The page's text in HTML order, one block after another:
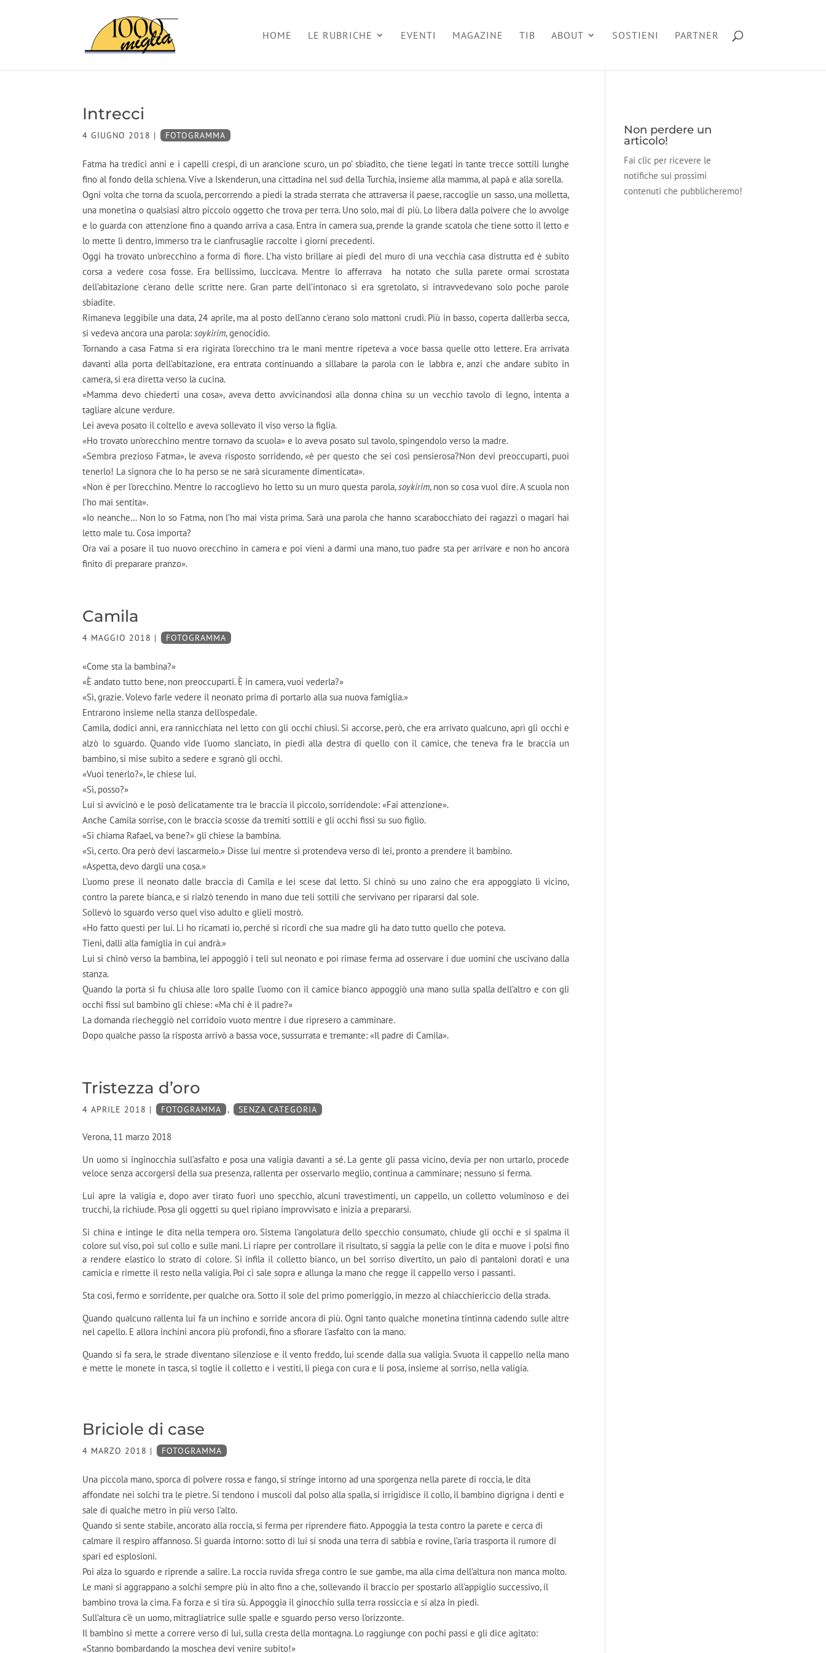
HOME LE RUBRICHE EVENTI MAGAZINE TIB ABOUT SOSTIENI PARTNER
Intrecci
4 GIUGNO 2018 | FOTOGRAMMA
Fatma ha tredici anni e i capelli crespi, di un arancione scuro, un po’ sbiadito, che tiene legati in tante trecce sottili lunghe
fino al fondo della schiena. Vive a Iskenderun, una cittadina nel sud della Turchia, insieme alla mamma, al papà e alla sorella.
Ogni volta che torna da scuola, percorrendo a piedi la strada sterrata che attraversa il paese, raccoglie un sasso, una molletta,
una monetina o qualsiasi altro piccolo oggetto che trova per terra. Uno solo, mai di più. Lo libera dalla polvere che lo avvolge
e lo guarda con attenzione fino a quando arriva a casa. Entra in camera sua, prende la grande scatola che tiene sotto il letto e
lo mette lì dentro, immerso tra le cianfrusaglie raccolte i giorni precedenti.
Oggi ha trovato un’orecchino a forma di fiore. L’ha visto brillare ai piedi del muro di una vecchia casa distrutta ed è subito
corsa a vedere cosa fosse. Era bellissimo, luccicava. Mentre lo afferrava ha notato che sulla parete ormai scrostata
dell’abitazione c’erano delle scritte nere. Gran parte dell’intonaco si era sgretolato, si intravvedevano solo poche parole
sbiadite.
Rimaneva leggibile una data, 24 aprile, ma al posto dell’anno c’erano solo mattoni crudi. Più in basso, coperta dall’erba secca,
si vedeva ancora una parola:soykirim, genocidio.
Tornando a casa Fatma si era rigirata l’orecchino tra le mani mentre ripeteva a voce bassa quelle otto lettere. Era arrivata
davanti alla porta dell’abitazione, era entrata continuando a sillabare la parola con le labbra e, anzi che andare subito in
camera, si era diretta verso la cucina.
«Mamma devo chiederti una cosa», aveva detto avvicinandosi alla donna china su un vecchio tavolo di legno, intenta a
tagliare alcune verdure.
Lei aveva posato il coltello e aveva sollevato il viso verso la figlia.
«Ho trovato un’orecchino mentre tornavo da scuola» e lo aveva posato sul tavolo, spingendolo verso la madre.
«Sembra prezioso Fatma», le aveva risposto sorridendo, «è per questo che sei così pensierosa?Non devi preoccuparti, puoi
tenerlo! La signora che lo ha perso se ne sarà sicuramente dimenticata».
«Non è per l’orecchino. Mentre lo raccoglievo ho letto su un muro questa parola,soykirim, non so cosa vuol dire. A scuola non
l’ho mai sentita».
«Io neanche… Non lo so Fatma, non l’ho mai vista prima. Sarà una parola che hanno scarabocchiato dei ragazzi o magari hai
letto male tu. Cosa importa?
Ora vai a posare il tuo nuovo orecchino in camera e poi vieni a darmi una mano, tuo padre sta per arrivare e non ho ancora
finito di preparare pranzo».
Camila
4 MAGGIO 2018 | FOTOGRAMMA
«Come sta la bambina?»
«È andato tutto bene, non preoccuparti. È in camera, vuoi vederla?»
«Sì, grazie. Volevo farle vedere il neonato prima di portarlo alla sua nuova famiglia.»
Entrarono insieme nella stanza dell’ospedale.
Camila, dodici anni, era rannicchiata nel letto con gli occhi chiusi. Si accorse, però, che era arrivato qualcuno, aprì gli occhi e
alzò lo sguardo. Quando vide l’uomo slanciato, in piedi alla destra di quello con il camice, che teneva fra le braccia un
bambino, si mise subito a sedere e sgranò gli occhi.
«Vuoi tenerlo?», le chiese lui.
«Sì, posso?»
Lui si avvicinò e le posò delicatamente tra le braccia il piccolo, sorridendole: «Fai attenzione».
Anche Camila sorrise, con le braccia scosse da tremiti sottili e gli occhi fissi su suo figlio.
«Si chiama Rafael, va bene?» gli chiese la bambina.
«Sì, certo. Ora però devi lascarmelo.» Disse lui mentre si protendeva verso di lei, pronto a prendere il bambino.
«Aspetta, devo dargli una cosa.»
L’uomo prese il neonato dalle braccia di Camila e lei scese dal letto. Si chinò su uno zaino che era appoggiato lì vicino,
contro la parete bianca, e si rialzò tenendo in mano due teli sottili che servivano per ripararsi dal sole.
Sollevò lo sguardo verso quel viso adulto e glieli mostrò.
«Ho fatto questi per lui. Li ho ricamati io, perché si ricordi che sua madre gli ha dato tutto quello che poteva.
Tieni, dalli alla famiglia in cui andrà.»
Lui si chinò verso la bambina, lei appoggiò i teli sul neonato e poi rimase ferma ad osservare i due uomini che uscivano dalla
stanza.
Quando la porta si fu chiusa alle loro spalle l’uomo con il camice bianco appoggiò una mano sulla spalla dell’altro e con gli
occhi fissi sul bambino gli chiese: «Ma chi è il padre?»
La domanda riecheggiò nel corridoio vuoto mentre i due ripresero a camminare.
Dopo qualche passo la risposta arrivò a bassa voce, sussurrata e tremante: «Il padre di Camila».
Tristezza d’oro
4 APRILE 2018 | FOTOGRAMMA , SENZA CATEGORIA
Verona, 11 marzo 2018
Un uomo si inginocchia sull’asfalto e posa una valigia davanti a sé. La gente gli passa vicino, devia per non urtarlo, procede
veloce senza accorgersi della sua presenza, rallenta per osservarlo meglio, continua a camminare; nessuno si ferma.
Lui apre la valigia e, dopo aver tirato fuori uno specchio, alcuni travestimenti, un cappello, un colletto voluminoso e dei
trucchi, la richiude. Posa gli oggetti su quel ripiano improvvisato e inizia a prepararsi.
Si china e intinge le dita nella tempera oro. Sistema l’angolatura dello specchio consumato, chiude gli occhi e si spalma il
colore sul viso, poi sul collo e sulle mani. Li riapre per controllare il risultato, si saggia la pelle con le dita e muove i polsi fino
a rendere elastico lo strato di colore. Si infila il colletto bianco, un bel sorriso divertito, un paio di pantaloni dorati e una
camicia e rimette il resto nella valigia. Poi ci sale sopra e allunga la mano che regge il cappello verso i passanti.
Sta così, fermo e sorridente, per qualche ora. Sotto il sole del primo pomeriggio, in mezzo al chiacchiericcio della strada.
Quando qualcuno rallenta lui fa un inchino e sorride ancora di più. Ogni tanto qualche monetina tintinna cadendo sulle altre
nel capello. E allora inchini ancora più profondi, fino a sfiorare l’asfalto con la mano.
Quando si fa sera, le strade diventano silenziose e il vento freddo, lui scende dalla sua valigia. Svuota il cappello nella mano
e mette le monete in tasca, si toglie il colletto e i vestiti, li piega con cura e li posa, insieme al sorriso, nella valigia.
Briciole di case
4 MARZO 2018 | FOTOGRAMMA
Una piccola mano, sporca di polvere rossa e fango, si stringe intorno ad una sporgenza nella parete di roccia, le dita
affondate nei solchi tra le pietre. Si tendono i muscoli dal polso alla spalla, si irrigidisce il collo, il bambino digrigna i denti e
sale di qualche metro in più verso l’alto.
Quando si sente stabile, ancorato alla roccia, si ferma per riprendere fiato. Appoggia la testa contro la parete e cerca di
calmare il respiro affannoso. Si guarda intorno: sotto di lui si snoda una terra di sabbia e rovine, l’aria trasporta il rumore di
spari ed esplosioni.
Poi alza lo sguardo e riprende a salire. La roccia ruvida sfrega contro le sue gambe, ma alla cima dell’altura non manca molto.
Le mani si aggrappano a solchi sempre più in alto fino a che, sollevando il braccio per spostarlo all’appiglio successivo, il
bambino trova la cima. Fa forza e si tira sù. Appoggia il ginocchio sulla terra rossiccia e si alza in piedi.
Sull’altura c’è un uomo, mitragliatrice sulle spalle e sguardo perso verso l’orizzonte.
Il bambino si mette a correre verso di lui, sulla cresta della montagna. Lo raggiunge con pochi passi e gli dice agitato:
«Stanno bombardando la moschea devi venire subito!»
Non perdere un
articolo!
Fai clic per ricevere le
notifiche sui prossimi
contenuti che pubblicheremo!